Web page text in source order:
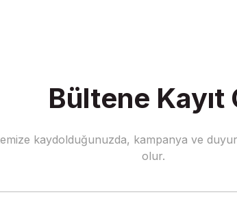
Bültene Kayıt
kaydolduğunuzda, kampanya ve
olur.